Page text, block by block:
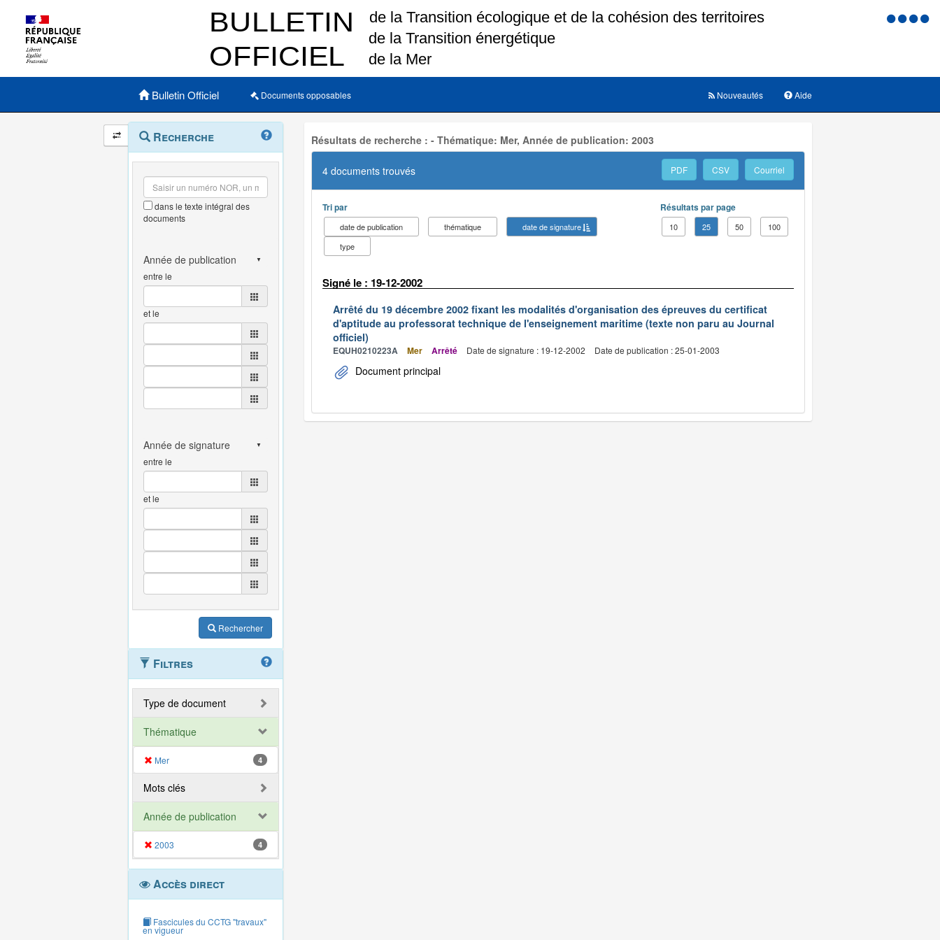
Menu
Menu principal
Bulletin Officiel Documents opposables Aide
Nouveautés
Navigation
et
outils
annexes
Menu
contextuel
Recherche
dans le texte intégral des
documents
entre le
et le
entre le
et le
Rechercher
Filtres
Type de document
Thématique
Mer 4
Mots clés
Année de publication
2003 4
Accès direct
Fascicules du CCTG "travaux"
en vigueur
Résultats de recherche : - Thématique: Mer, Année de publication: 2003
4 documents trouvés PDF CSV Courriel
Tri par
date de publication thématique
date de signature
type
Résultats par page
10 25 50 100
Signé le : 19-12-2002
Arrêté du 19 décembre 2002 fixant les modalités d'organisation des épreuves du certificat
d'aptitude au professorat technique de l'enseignement maritime (texte non paru au Journal
officiel)
EQUH0210223A Mer Arrêté Date de signature : 19-12-2002 Date de publication : 25-01-2003
Document principal